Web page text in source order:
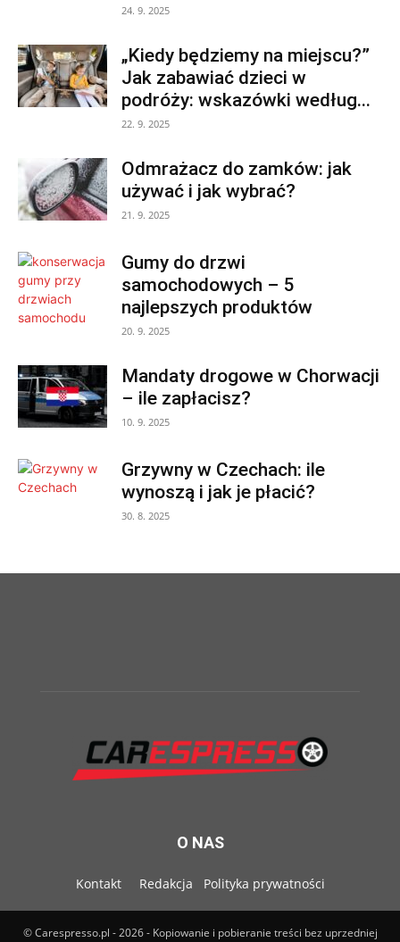
24. 9. 2025
„Kiedy będziemy na miejscu?”
Jak zabawiać dzieci w
podróży: wskazówki według...
22. 9. 2025
Odmrażacz do zamków: jak
używać i jak wybrać?
21. 9. 2025
Gumy do drzwi
samochodowych – 5
najlepszych produktów
20. 9. 2025
Mandaty drogowe w Chorwacji
– ile zapłacisz?
10. 9. 2025
Grzywny w Czechach: ile
wynoszą i jak je płacić?
30. 8. 2025
O NAS
Kontakt Redakcja Polityka prywatności
© Carespresso.pl - 2026 - Kopiowanie i pobieranie treści bez uprzedniej